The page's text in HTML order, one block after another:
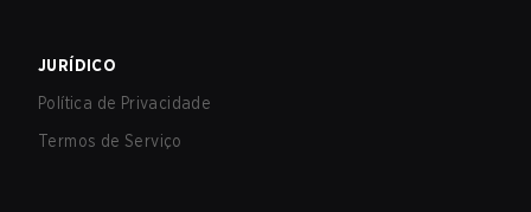
JURÍDICO
Política de Privacidade
Termos de Serviço